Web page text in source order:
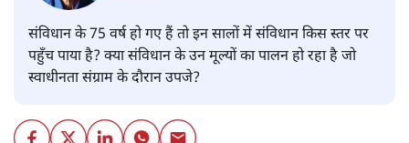
संविधान के 75 वर्ष हो गए हैं तो इन सालों में संविधान किस स्तर पर
पहुँच पाया है? क्या संविधान के उन मूल्यों का पालन हो रहा है जो
स्वाधीनता संग्राम के दौरान उपजे?